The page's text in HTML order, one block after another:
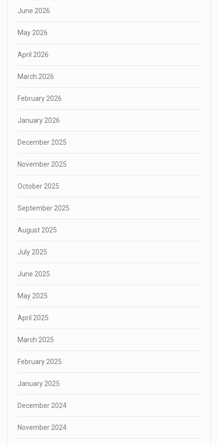
June 2026
May 2026
April 2026
March 2026
February 2026
January 2026
December 2025
November 2025
October 2025
September 2025
August 2025
July 2025
June 2025
May 2025
April 2025
March 2025
February 2025
January 2025
December 2024
November 2024